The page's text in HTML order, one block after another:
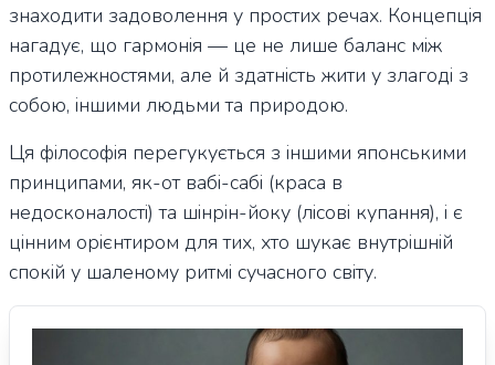
знаходити задоволення у простих речах. Концепція
нагадує, що гармонія — це не лише баланс між
протилежностями, але й здатність жити у злагоді з
собою, іншими людьми та природою.
Ця філософія перегукується з іншими японськими
принципами, як-от вабі-сабі (краса в
недосконалості) та шінрін-йоку (лісові купання), і є
цінним орієнтиром для тих, хто шукає внутрішній
спокій у шаленому ритмі сучасного світу.